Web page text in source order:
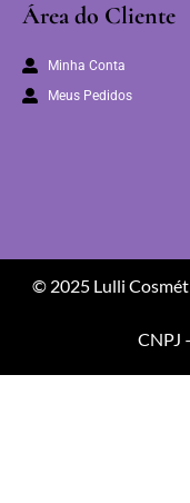
Área do Cliente
Minha Conta
Meus Pedidos
© 2025 Lulli
CNPJ